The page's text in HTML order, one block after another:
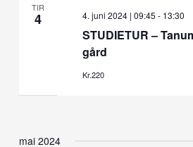
TIR
4
STUDIETUR –
gård
4. juni 2024 | 09:45 - 13:30
Kr.220
mai 2024